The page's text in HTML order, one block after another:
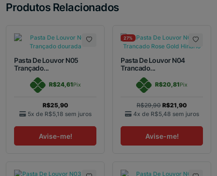
Produtos Relacionados
Pasta De Louvor N05
Trançado...
R$24,61Pix
R$25,90
5x de R$5,18 sem juros
Avise-me!
27%
Pasta De Louvor N04
Trancado...
R$20,81Pix
R$29,90 R$21,90
4x de R$5,48 sem juros
Avise-me!